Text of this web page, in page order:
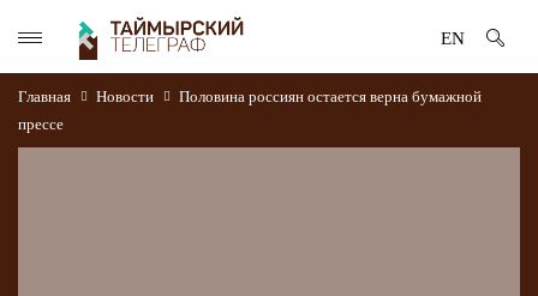
EN
Главная Новости
Половина россиян остается верна бумажной
прессе